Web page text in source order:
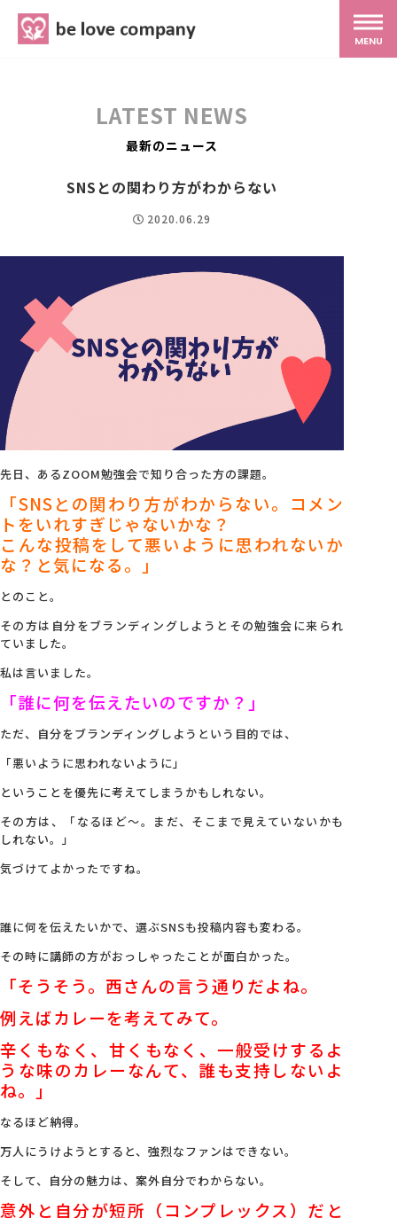
MENU
MG研修
スタッフ紹介
採用情報
お問い合わせ
LATEST NEWS
最新のニュース
SNSとの関わり方がわからない
2020.06.29
先日、あるZOOM勉強会で知り合った方の課題。
「SNSとの関わり方がわからない。コメン
トをいれすぎじゃないかな？
こんな投稿をして悪いように思われないか
な？と気になる。」
とのこと。
その方は自分をブランディングしようとその勉強会に来られ
ていました。
私は言いました。
「誰に何を伝えたいのですか？」
ただ、自分をブランディングしようという目的では、
「悪いように思われないように」
ということを優先に考えてしまうかもしれない。
その方は、「なるほど～。まだ、そこまで見えていないかも
しれない。」
気づけてよかったですね。
誰に何を伝えたいかで、選ぶSNSも投稿内容も変わる。
その時に講師の方がおっしゃったことが面白かった。
「そうそう。西さんの言う通りだよね。
例えばカレーを考えてみて。
辛くもなく、甘くもなく、一般受けするよ
うな味のカレーなんて、誰も支持しないよ
ね。」
なるほど納得。
万人にうけようとすると、強烈なファンはできない。
そして、自分の魅力は、案外自分でわからない。
意外と自分が短所（コンプレックス）だと